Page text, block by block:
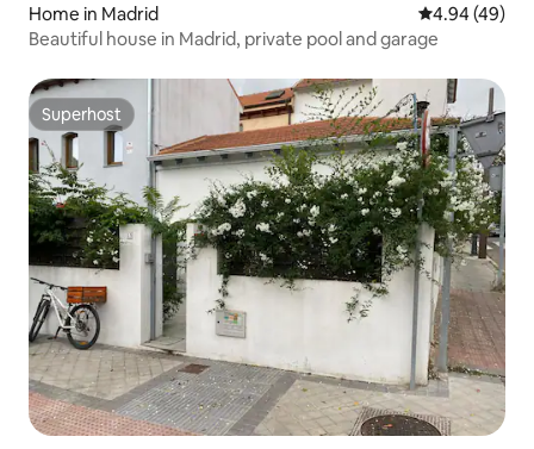
Home in Madrid 4.94 out of 5
4.94 (49)
Beautiful house in Madrid, private pool and garage
Superhost
Superhost